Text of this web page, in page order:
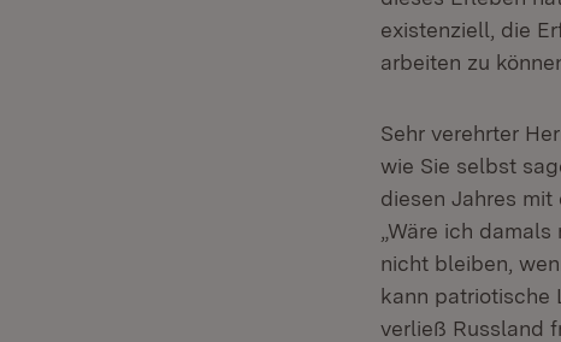
existenziell, die
arbeiten zu
Sehr verehrter
wie Sie selbst
diesen Jahres
„Wäre ich
nicht bleiben,
kann patriotische
verließ Russland